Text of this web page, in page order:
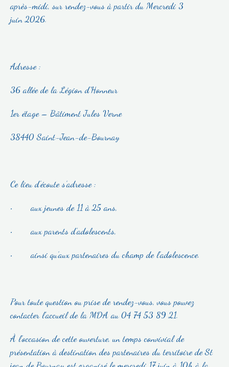
après-midi, sur rendez-vous à partir du Mercredi 3
juin 2026.
Adresse :
36 allée de la Légion d’Honneur
1er étage – Bâtiment Jules Verne
38440 Saint-Jean-de-Bournay
Ce lieu d’écoute s’adresse :
• aux jeunes de 11 à 25 ans,
• aux parents d’adolescents,
• ainsi qu’aux partenaires du champ de l’adolescence.
Pour toute question ou prise de rendez-vous, vous pouvez
contacter l’accueil de la MDA au 04 74 53 89 21.
À l’occasion de cette ouverture, un temps convivial de
présentation à destination des partenaires du territoire de St